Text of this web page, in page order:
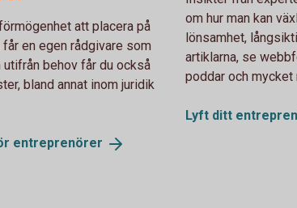
att placera på
en egen rådgivare som
behov får du också
bland annat inom juridik
entreprenörer
om hur man kan
lönsamhet,
artiklarna, se
poddar och mycket
Lyft ditt